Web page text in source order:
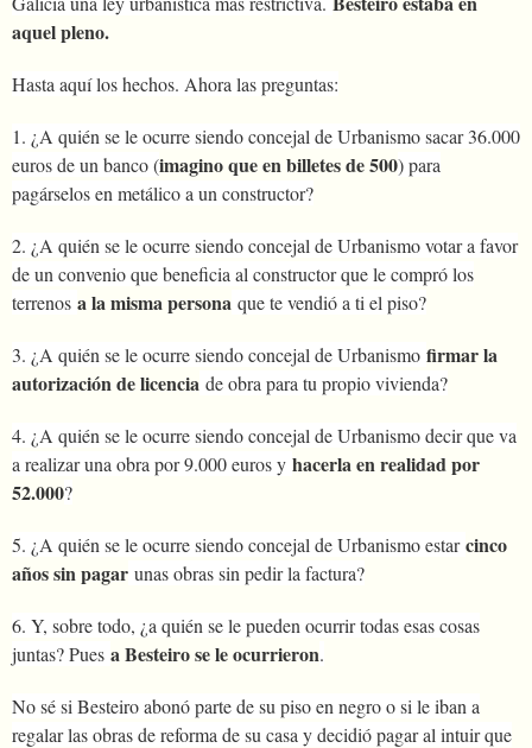
aquel pleno.
Hasta aquí los hechos. Ahora las preguntas:
1. ¿A quién se le ocurre siendo concejal de Urbanismo sacar 36.000
euros de un banco (imagino que en billetes de 500) para
pagárselos en metálico a un constructor?
2. ¿A quién se le ocurre siendo concejal de Urbanismo votar a favor
de un convenio que beneficia al constructor que le compró los
terrenos a la misma persona que te vendió a ti el piso?
3. ¿A quién se le ocurre siendo concejal de Urbanismo firmar la
autorización de licencia de obra para tu propio vivienda?
4. ¿A quién se le ocurre siendo concejal de Urbanismo decir que va
a realizar una obra por 9.000 euros y hacerla en realidad por
52.000?
5. ¿A quién se le ocurre siendo concejal de Urbanismo estarcinco
años sin pagar unas obras sin pedir la factura?
6. Y, sobre todo, ¿a quién se le pueden ocurrir todas esas cosas
juntas? Pues a Besteiro se le ocurrieron.
No sé si Besteiro abonó parte de su piso en negro o si le iban a
regalar las obras de reforma de su casa y decidió pagar al intuir que